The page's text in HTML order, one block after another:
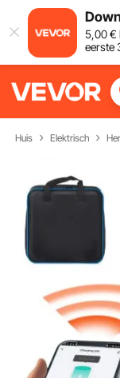
5,00€
eerste
Huis Elektrisch